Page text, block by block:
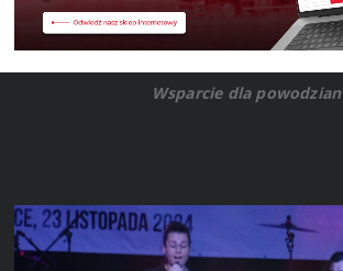
Wsparcie dla powodzian